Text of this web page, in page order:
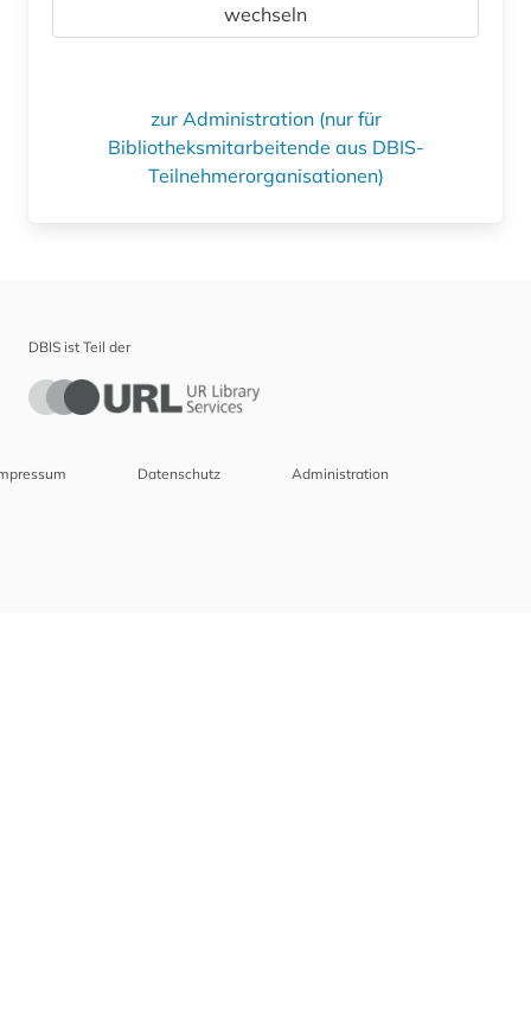
wechseln
zur Administration (nur für
Bibliotheksmitarbeitende aus DBIS-
Teilnehmerorganisationen)
DBIS ist Teil der
Datenschutz Administration